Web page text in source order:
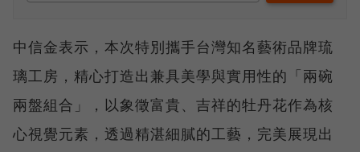
中信金表示，本次特別攜手台灣知名藝術品牌琉
璃工房，精心打造出兼具美學與實用性的「兩碗
兩盤組合」，以象徵富貴、吉祥的牡丹花作為核
心視覺元素，透過精湛細膩的工藝，完美展現出